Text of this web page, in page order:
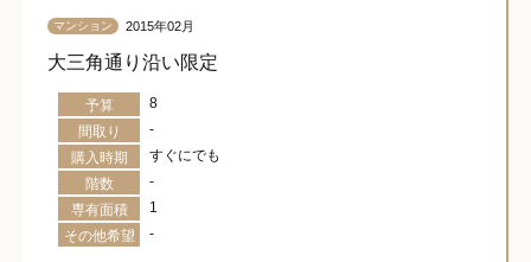
マンション 2015年02月
大三角通り沿い限定
予算
8
間取り
-
購入時期
すぐにでも
階数
-
専有面積
1
その他希望
-